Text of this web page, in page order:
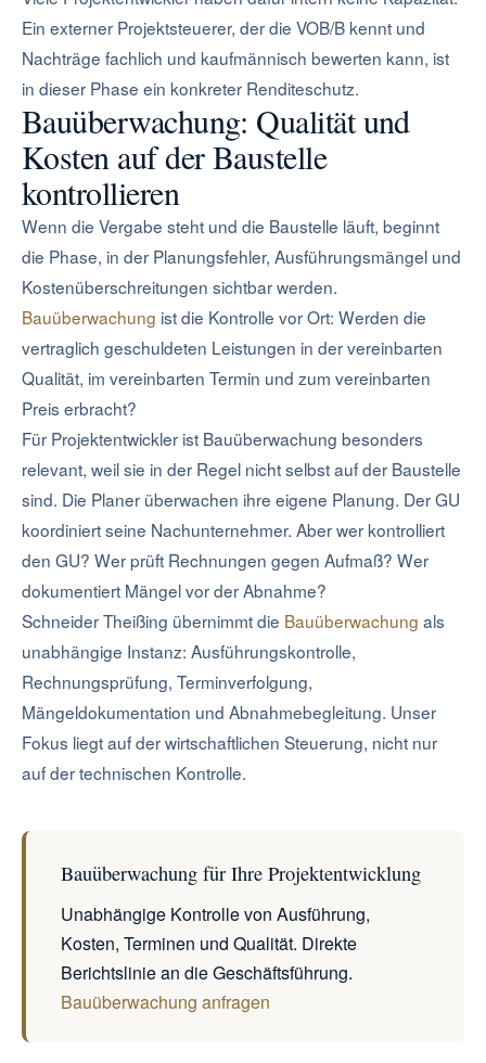
Ein externer Projektsteuerer, der die VOB/B kennt und
Nachträge fachlich und kaufmännisch bewerten kann, ist
in dieser Phase ein konkreter Renditeschutz.
Bauüberwachung: Qualität und
Kosten auf der Baustelle
kontrollieren
Wenn die Vergabe steht und die Baustelle läuft, beginnt
die Phase, in der Planungsfehler, Ausführungsmängel und
Kostenüberschreitungen sichtbar werden.
Bauüberwachung ist die Kontrolle vor Ort: Werden die
vertraglich geschuldeten Leistungen in der vereinbarten
Qualität, im vereinbarten Termin und zum vereinbarten
Preis erbracht?
Für Projektentwickler ist Bauüberwachung besonders
relevant, weil sie in der Regel nicht selbst auf der Baustelle
sind. Die Planer überwachen ihre eigene Planung. Der GU
koordiniert seine Nachunternehmer. Aber wer kontrolliert
den GU? Wer prüft Rechnungen gegen Aufmaß? Wer
dokumentiert Mängel vor der Abnahme?
Schneider Theißing übernimmt die Bauüberwachung als
unabhängige Instanz: Ausführungskontrolle,
Rechnungsprüfung, Terminverfolgung,
Mängeldokumentation und Abnahmebegleitung. Unser
Fokus liegt auf der wirtschaftlichen Steuerung, nicht nur
auf der technischen Kontrolle.
Bauüberwachung für Ihre Projektentwicklung
Unabhängige Kontrolle von Ausführung,
Kosten, Terminen und Qualität. Direkte
Berichtslinie an die Geschäftsführung.
Bauüberwachung anfragen